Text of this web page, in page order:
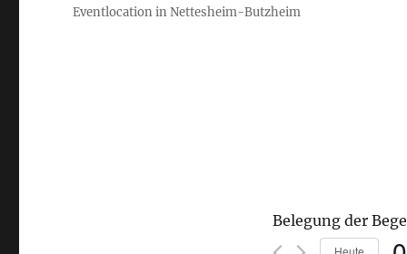
Eventlocation in Nettesheim-Butzheim
Belegung der
Heute